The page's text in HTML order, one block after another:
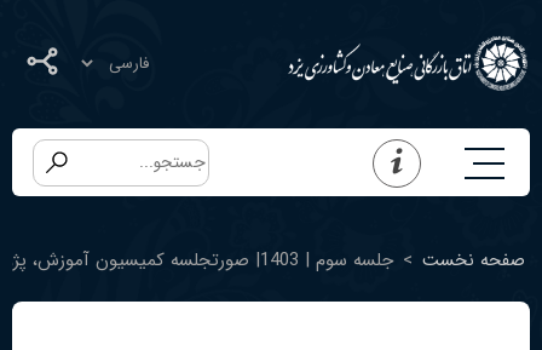
صفحه نخست > جلسه سوم | 1403| صورتجلسه کمیسیون آموزش، پژوهش و فناوری نوآورانه